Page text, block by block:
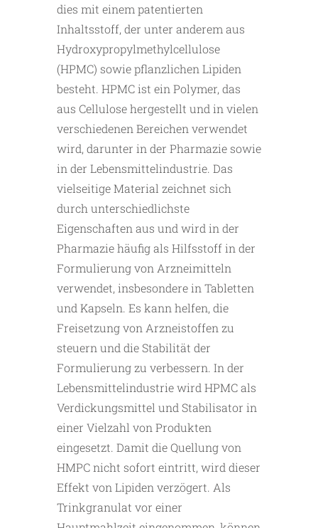
dies mit einem patentierten
Inhaltsstoff, der unter anderem aus
Hydroxypropylmethylcellulose
(HPMC) sowie pflanzlichen Lipiden
besteht. HPMC ist ein Polymer, das
aus Cellulose hergestellt und in vielen
verschiedenen Bereichen verwendet
wird, darunter in der Pharmazie sowie
in der Lebensmittelindustrie. Das
vielseitige Material zeichnet sich
durch unterschiedlichste
Eigenschaften aus und wird in der
Pharmazie häufig als Hilfsstoff in der
Formulierung von Arzneimitteln
verwendet, insbesondere in Tabletten
und Kapseln. Es kann helfen, die
Freisetzung von Arzneistoffen zu
steuern und die Stabilität der
Formulierung zu verbessern. In der
Lebensmittelindustrie wird HPMC als
Verdickungsmittel und Stabilisator in
einer Vielzahl von Produkten
eingesetzt. Damit die Quellung von
HMPC nicht sofort eintritt, wird dieser
Effekt von Lipiden verzögert. Als
Trinkgranulat vor einer